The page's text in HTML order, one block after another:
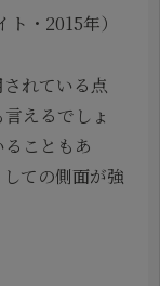
・2015年）
れている点
えるでしょ
こともあ
ての側面が強